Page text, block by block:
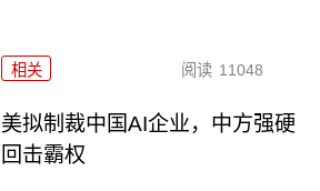
相关 阅读 11048
美拟制裁中国AI企业，中方强硬
回击霸权